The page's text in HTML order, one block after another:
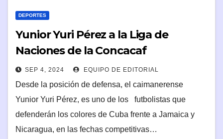
DEPORTES
Yunior Yuri Pérez a la Liga de
Naciones de la Concacaf
SEP 4, 2024 EQUIPO DE EDITORIAL
Desde la posición de defensa, el caimanerense
Yunior Yuri Pérez, es uno de los futbolistas que
defenderán los colores de Cuba frente a Jamaica y
Nicaragua, en las fechas competitivas…